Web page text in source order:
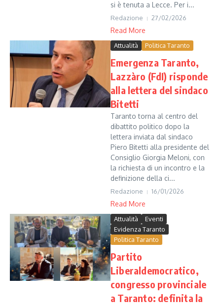
si è tenuta a Lecce. Per i...
Redazione 27/02/2026
Read More
Attualità Politica Taranto
Emergenza Taranto,
Lazzàro (FdI) risponde
alla lettera del sindaco
Bitetti
Taranto torna al centro del
dibattito politico dopo la
lettera inviata dal sindaco
Piero Bitetti alla presidente del
Consiglio Giorgia Meloni, con
la richiesta di un incontro e la
definizione della ci...
Redazione 16/01/2026
Read More
Attualità
Eventi
Evidenza Taranto
Politica Taranto
Partito
Liberaldemocratico,
congresso provinciale
a Taranto: definita la